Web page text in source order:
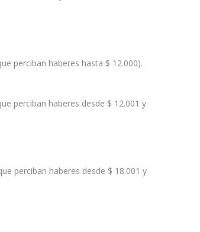
perciban haberes hasta $ 12.000).
perciban haberes desde $ 12.001 y
perciban haberes desde $ 18.001 y